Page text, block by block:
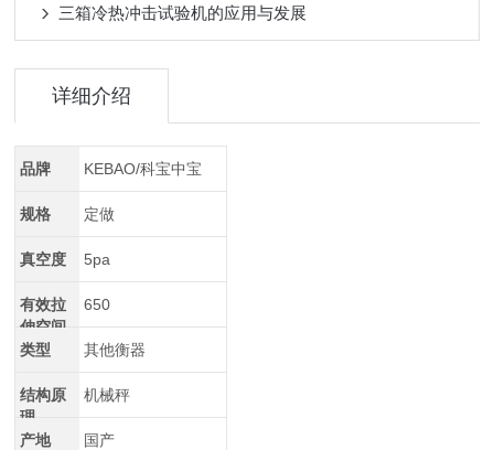
三箱冷热冲击试验机的应用与发展
详细介绍
品牌 KEBAO/科宝中宝
规格 定做
真空度 5pa
有效拉
伸空间
650
类型 其他衡器
结构原
理
机械秤
产地 国产